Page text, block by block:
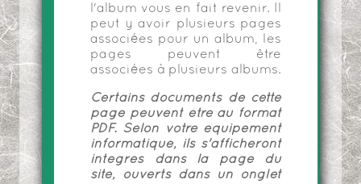
l'album vous en fait revenir. Il
peut y avoir plusieurs pages
associées pour un album, les
pages peuvent être
associées à plusieurs albums.
Certains documents de cette
page peuvent être au format
PDF. Selon votre équipement
informatique, ils s'afficheront
intégrés dans la page du
site, ouverts dans un onglet